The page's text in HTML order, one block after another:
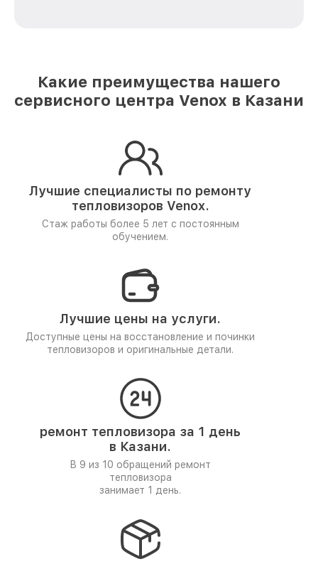
Какие преимущества нашего
сервисного центра Venox в Казани
Лучшие специалисты по ремонту
тепловизоров Venox.
Стаж работы более 5 лет с постоянным
обучением.
Лучшие цены на услуги.
Доступные цены на восстановление и починки
тепловизоров и оригинальные детали.
ремонт тепловизора за 1 день
в Казани.
В 9 из 10 обращений ремонт
тепловизора
занимает 1 день.